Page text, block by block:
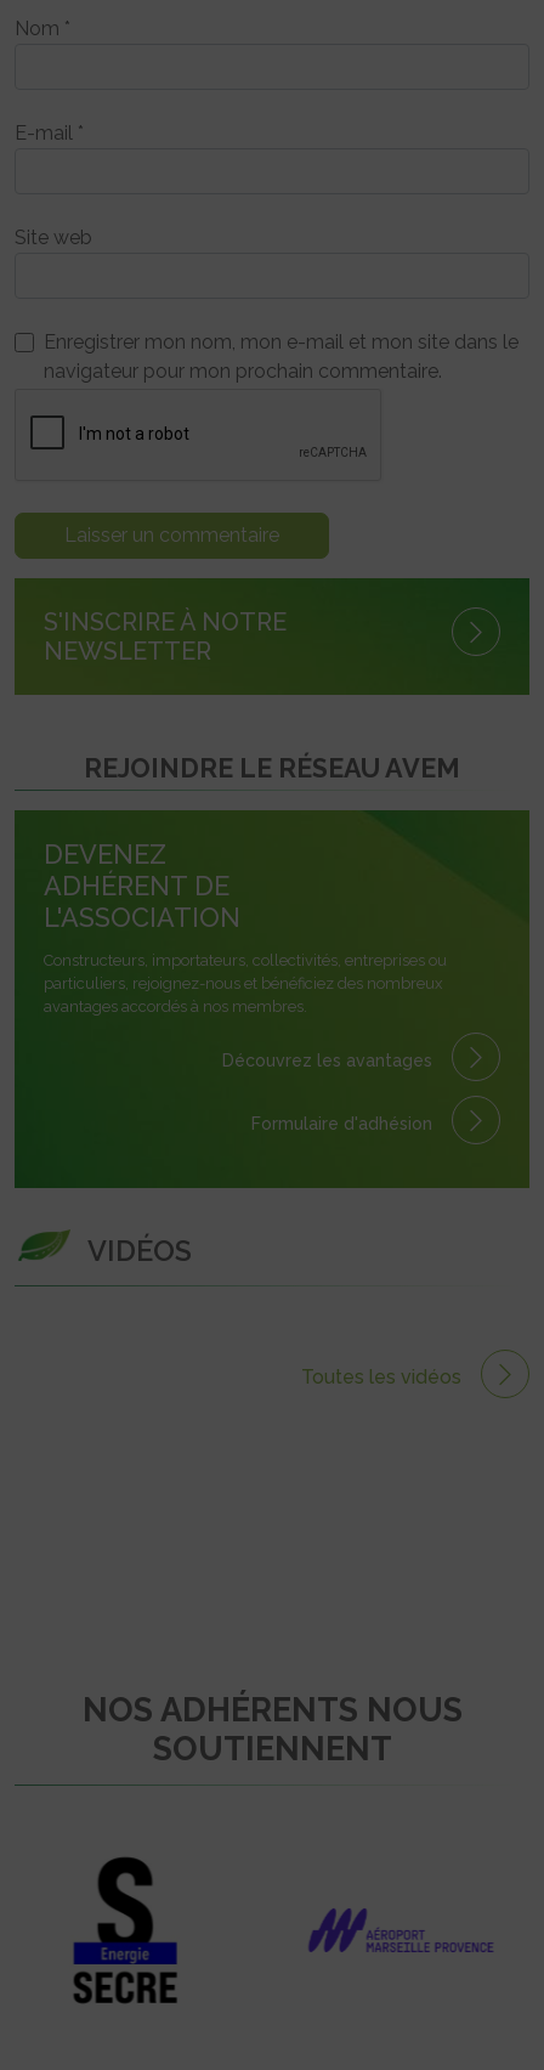
Nom *
E-mail *
Site web
Enregistrer mon nom, mon e-mail et mon site dans le
navigateur pour mon prochain commentaire.
S'INSCRIRE À NOTRE
NEWSLETTER
REJOINDRE LE RÉSEAU AVEM
DEVENEZ
ADHÉRENT DE
L'ASSOCIATION
Constructeurs, importateurs, collectivités, entreprises ou
particuliers, rejoignez-nous et bénéficiez des nombreux
avantages accordés à nos membres.
Découvrez les avantages
Formulaire d'adhésion
VIDÉOS
Toutes les vidéos
NOS ADHÉRENTS NOUS
SOUTIENNENT